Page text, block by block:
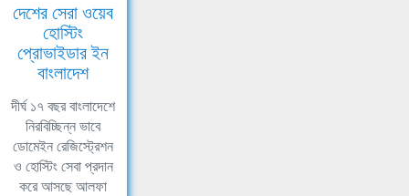
দেশের সেরা ওয়েব
হোস্টিং
প্রোভাইডার ইন
বাংলাদেশ
দীর্ঘ ১৭ বছর বাংলাদেশে
নিরবিচ্ছিন্ন ভাবে
ডোমেইন রেজিস্ট্রেশন
ও হোস্টিং সেবা প্রদান
করে আসছে আলফা